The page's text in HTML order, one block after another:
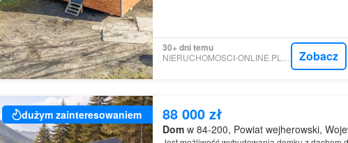
30+ dni temu
NIERUCHOMOSCI-ONLINE.PL - BIURO NIERUCHOMOŚCI GRUSZKA Zobacz
dużym zainteresowaniem 88 000 zł
Domw 84-200, Powiat wejherowski,